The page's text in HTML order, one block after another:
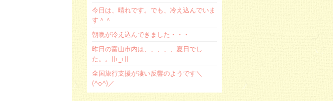
今日は、晴れです。でも、冷え込んでいま
す＾＾
朝晩が冷え込んできました・・・
昨日の富山市内は、、、、、夏日でし
た。。((+_+))
全国旅行支援が凄い反響のようです＼
(^o^)／